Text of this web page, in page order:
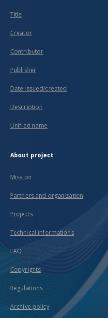
Title
Creator
Contributor
Publisher
Date issued/created
Description
Unified name
About project
Mission
Partners and organization
Projects
Technical informations
FAQ
Copyrights
Regulations
Archive policy